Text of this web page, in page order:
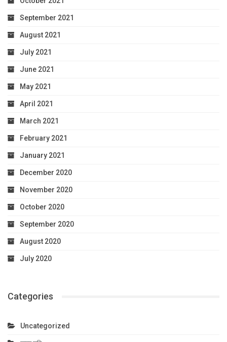
September 2021
August 2021
July 2021
June 2021
May 2021
April 2021
March 2021
February 2021
January 2021
December 2020
November 2020
October 2020
September 2020
August 2020
July 2020
Categories
Uncategorized